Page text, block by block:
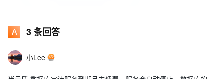
3条回答
小Lee